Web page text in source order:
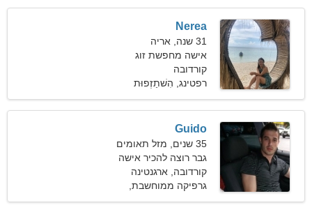
Nerea
31 שנה, אריה
אישה מחפשת זוג
קורדובה
רפטינג, הִשׁתַזְפוּת
Guido
35 שנים, מזל תאומים
גבר רוצה להכיר אישה
קורדובה, ארגנטינה
גרפיקה ממוחשבת,
אַסטרוֹנוֹמִיָה